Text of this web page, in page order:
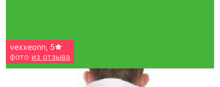
vexxeonn, 5
фото из отзыва